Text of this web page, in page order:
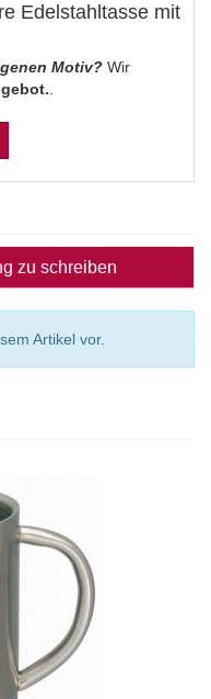
Edelstahltasse mit
Motiv? Wir
zu schreiben
Artikel vor.